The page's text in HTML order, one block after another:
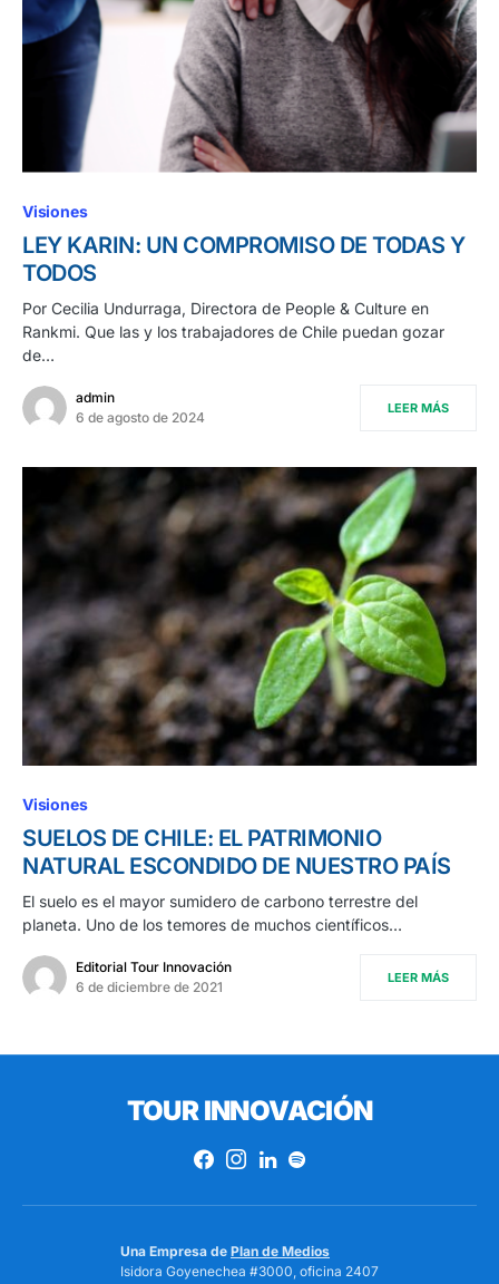
Visiones
LEY KARIN: UN COMPROMISO DE TODAS Y
TODOS
Por Cecilia Undurraga, Directora de People & Culture en
Rankmi. Que las y los trabajadores de Chile puedan gozar
de…
admin
6 de agosto de 2024
LEER MÁS
Visiones
SUELOS DE CHILE: EL PATRIMONIO
NATURAL ESCONDIDO DE NUESTRO PAÍS
El suelo es el mayor sumidero de carbono terrestre del
planeta. Uno de los temores de muchos científicos…
Editorial Tour Innovación
6 de diciembre de 2021
LEER MÁS
TOUR INNOVACIÓN
Una Empresa de Plan de Medios
Isidora Goyenechea #3000, oficina 2407